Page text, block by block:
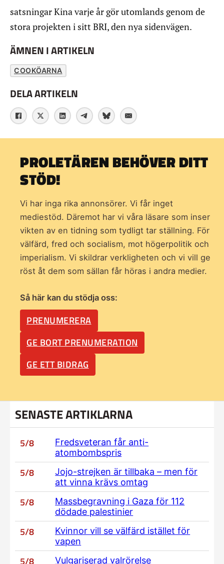
satsningar Kina varje år gör utomlands genom de
stora projekten i sitt BRI, den nya sidenvägen.
ÄMNEN I ARTIKELN
COOKÖARNA
DELA ARTIKELN
PROLETÄREN BEHÖVER DITT
STÖD!
Vi har inga rika annonsörer. Vi får inget
mediestöd. Däremot har vi våra läsare som inser
vikten av en tidning som tydligt tar ställning. För
välfärd, fred och socialism, mot högerpolitik och
imperialism. Vi skildrar verkligheten och vi vill ge
röst åt dem som sällan får höras i andra medier.
Så här kan du stödja oss:
PRENUMERERA
GE BORT PRENUMERATION
GE ETT BIDRAG
SENASTE ARTIKLARNA
5/8
Fredsveteran får anti-
atombombspris
5/8
Jojo-strejken är tillbaka – men för
att vinna krävs omtag
5/8
Massbegravning i Gaza för 112
dödade palestinier
5/8
Kvinnor vill se välfärd istället för
vapen
5/8 Vulgariserad valrörelse